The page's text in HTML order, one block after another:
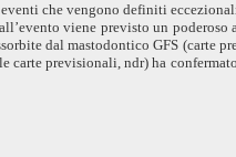
che vengono definiti
viene previsto un
dal mastodontico GFS (carte
carte previsionali, ndr) ha